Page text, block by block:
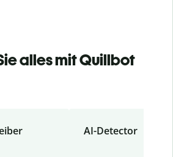
alles mit Quillbot
AI-Detector